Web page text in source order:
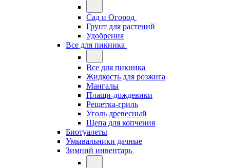
Сад и Огород
Грунт для растений
Удобрения
Все для пикника
Все для пикника
Жидкость для розжига
Мангалы
Плащи-дождевики
Решетка-гриль
Уголь древесный
Щепа для копчения
Биотуалеты
Умывальники дачные
Зимний инвентарь